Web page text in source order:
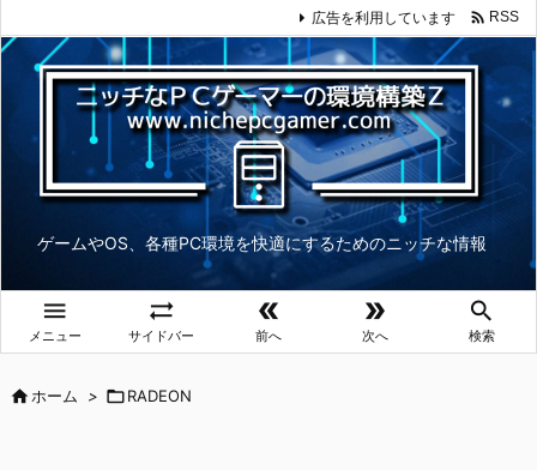
ゲームやOS、各種PC環境を快適にするためのニッチな情報

メニュー

サイドバー

前へ

次へ

検索
広告を利用しています  RSS
ホーム > RADEON